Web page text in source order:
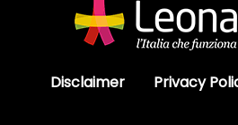
Disclaimer Privacy